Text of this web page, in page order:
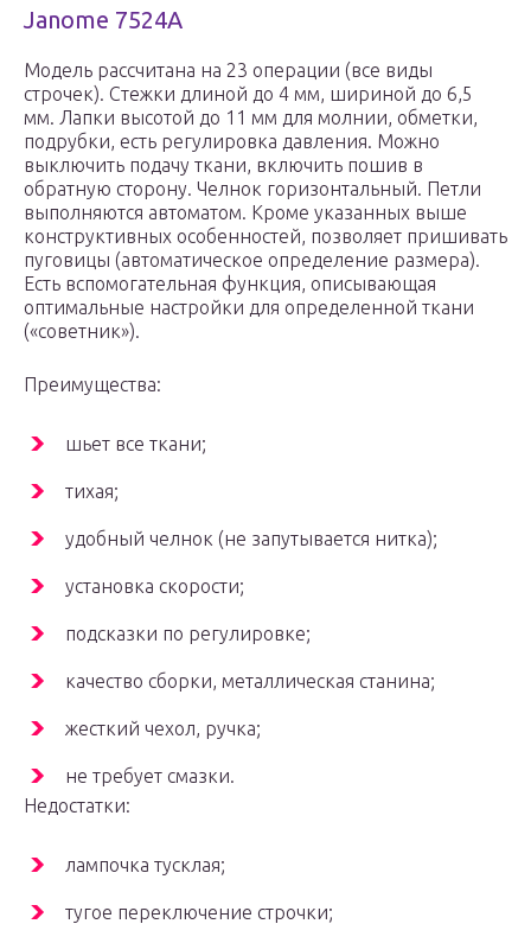
Janome 7524A
Модель рассчитана на 23 операции (все виды
строчек). Стежки длиной до 4 мм, шириной до 6,5
мм. Лапки высотой до 11 мм для молнии, обметки,
подрубки, есть регулировка давления. Можно
выключить подачу ткани, включить пошив в
обратную сторону. Челнок горизонтальный. Петли
выполняются автоматом. Кроме указанных выше
конструктивных особенностей, позволяет пришивать
пуговицы (автоматическое определение размера).
Есть вспомогательная функция, описывающая
оптимальные настройки для определенной ткани
(«советник»).
Преимущества:
шьет все ткани;
тихая;
удобный челнок (не запутывается нитка);
установка скорости;
подсказки по регулировке;
качество сборки, металлическая станина;
жесткий чехол, ручка;
не требует смазки.
Недостатки:
лампочка тусклая;
тугое переключение строчки;